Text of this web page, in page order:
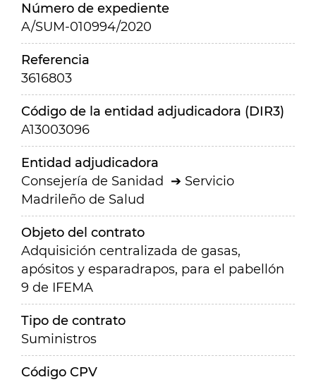
Número de expediente
A/SUM-010994/2020
Referencia
3616803
Código de la entidad adjudicadora (DIR3)
A13003096
Entidad adjudicadora
Consejería de Sanidad
Servicio
Madrileño de Salud
Objeto del contrato
Adquisición centralizada de gasas,
apósitos y esparadrapos, para el pabellón
9 de IFEMA
Tipo de contrato
Suministros
Código CPV